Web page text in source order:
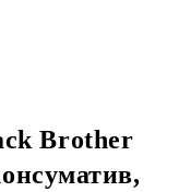
Brother